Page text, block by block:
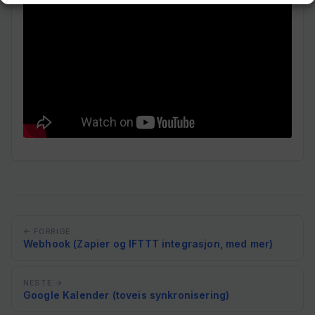
← FORRIGE
Webhook (Zapier og IFTTT integrasjon, med mer)
NESTE →
Google Kalender (toveis synkronisering)